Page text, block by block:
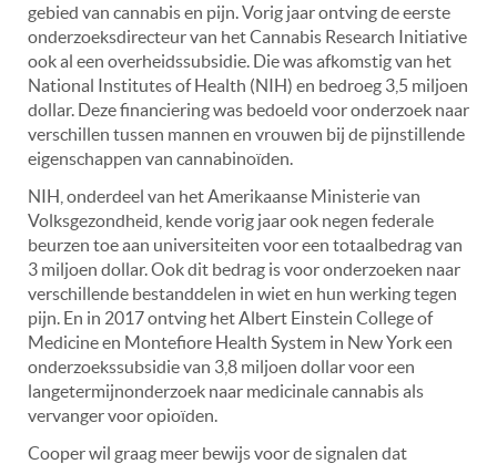
gebied van cannabis en pijn. Vorig jaar ontving de eerste
onderzoeksdirecteur van het Cannabis Research Initiative
ook al een overheidssubsidie. Die was afkomstig van het
National Institutes of Health (NIH) en bedroeg 3,5 miljoen
dollar. Deze financiering was bedoeld voor onderzoek naar
verschillen tussen mannen en vrouwen bij de pijnstillende
eigenschappen van cannabinoïden.
NIH, onderdeel van het Amerikaanse Ministerie van
Volksgezondheid, kende vorig jaar ook negen federale
beurzen toe aan universiteiten voor een totaalbedrag van
3 miljoen dollar. Ook dit bedrag is voor onderzoeken naar
verschillende bestanddelen in wiet en hun werking tegen
pijn. En in 2017 ontving het Albert Einstein College of
Medicine en Montefiore Health System in New York een
onderzoekssubsidie ​​van 3,8 miljoen dollar voor een
langetermijnonderzoek naar medicinale cannabis als
vervanger voor opioïden.
Cooper wil graag meer bewijs voor de signalen dat